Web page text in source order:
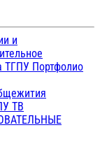
и
ТГПУ Портфолио
ТВ